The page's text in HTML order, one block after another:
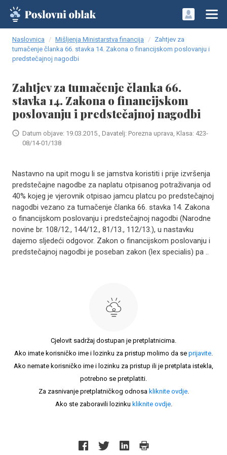
Naslovnica Mišljenja Ministarstva financija
Zahtjev za
tumačenje članka 66. stavka 14. Zakona o financijskom poslovanju i
predstečajnoj nagodbi
Zahtjev za tumačenje članka 66.
stavka 14. Zakona o financijskom
poslovanju i predstečajnoj nagodbi
Datum objave: 19.03.2015., Davatelj: Porezna uprava, Klasa: 423-
08/14-01/138
Nastavno na upit mogu li se jamstva koristiti i prije izvršenja
predstečajne nagodbe za naplatu otpisanog potraživanja od
40% kojeg je vjerovnik otpisao jamcu platcu po predstečajnoj
nagodbi vezano za tumačenje članka 66. stavka 14. Zakona
o financijskom poslovanju i predstečajnoj nagodbi (Narodne
novine br. 108/12., 144/12., 81/13., 112/13.), u nastavku
dajemo sljedeći odgovor. Zakon o financijskom poslovanju i
predstečajnoj nagodbi je poseban zakon (lex specialis) pa ..
Cjelovit sadržaj dostupan je pretplatnicima.
Ako imate korisničko ime i lozinku za pristup molimo da se prijavite.
Ako nemate korisničko ime i lozinku za pristup ili je pretplata istekla,
potrebno se pretplatiti.
Za zasnivanje pretplatničkog odnosa kliknite ovdje.
Ako ste zaboravili lozinku kliknite ovdje.